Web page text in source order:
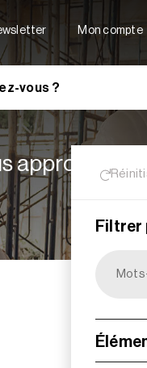
Mon compte
vous ?
Filtrer
appropriées à